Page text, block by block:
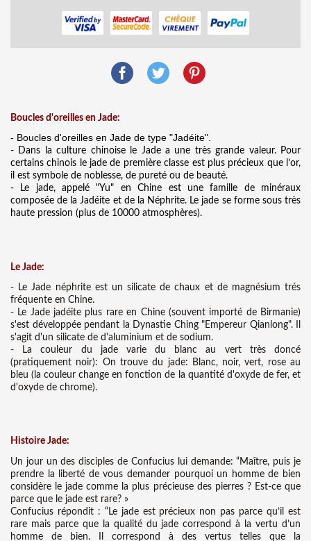
Boucles d'oreilles en Jade:
- Boucles d'oreilles en Jade de type "Jadéite".
- Dans la culture chinoise le Jade a une très grande valeur. Pour
certains chinois le jade de première classe est plus précieux que l’or,
il est symbole de noblesse, de pureté ou de beauté.
- Le jade, appelé "Yu" en Chine est une famille de minéraux
composée de la Jadéite et de la Néphrite. Le jade se forme sous très
haute pression (plus de 10000 atmosphères).
Le Jade:
- Le Jade néphrite est un silicate de chaux et de magnésium trés
fréquente en Chine.
- Le Jade jadéite plus rare en Chine (souvent importé de Birmanie)
s'est développée pendant la Dynastie Ching "Empereur Qianlong". Il
s'agit d'un silicate de d'aluminium et de sodium.
- La couleur du jade varie du blanc au vert très doncé
(pratiquement noir): On trouve du jade: Blanc, noir, vert, rose au
bleu (la couleur change en fonction de la quantité d'oxyde de fer, et
d'oxyde de chrome).
Histoire Jade:
Un jour un des disciples de Confucius lui demande: “Maître, puis je
prendre la liberté de vous demander pourquoi un homme de bien
considère le jade comme la plus précieuse des pierres ? Est-ce que
parce que le jade est rare? »
Confucius répondit : “Le jade est précieux non pas parce qu’il est
rare mais parce que la qualité du jade correspond à la vertu d’un
homme de bien. Il correspond à des vertus telles que la